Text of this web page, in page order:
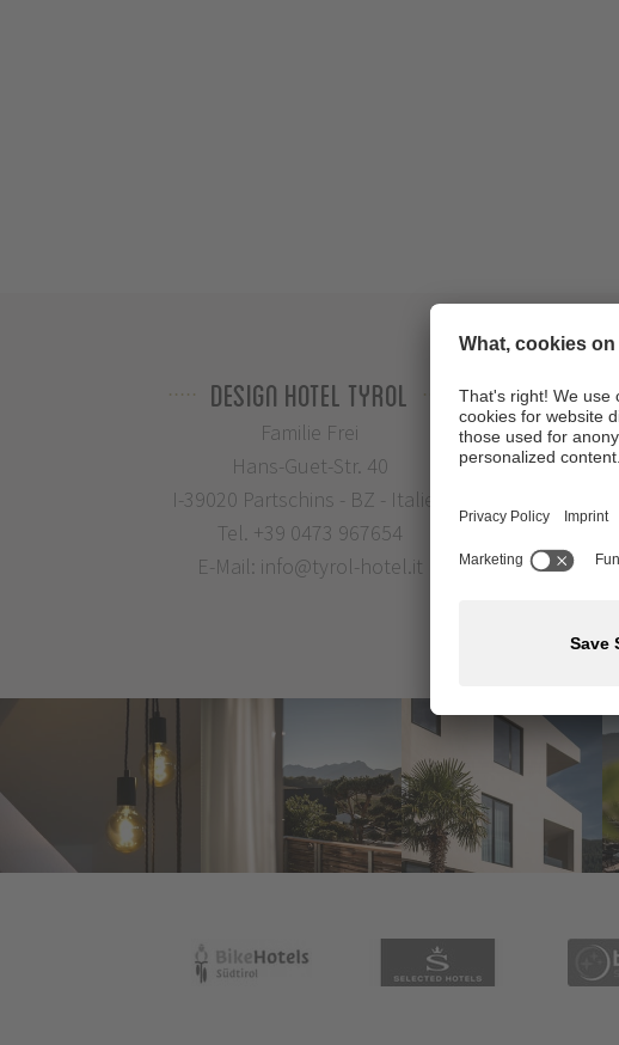
Design Hotel Tyrol
Familie Frei
Hans-Guet-Str. 40
I-39020 Partschins - BZ - Italien
Tel. +39 0473 967654
E-Mail: info@tyrol-hotel.it